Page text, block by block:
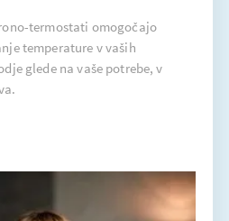
termostati omogočajo
temperature v vaših
glede na vaše potrebe, v